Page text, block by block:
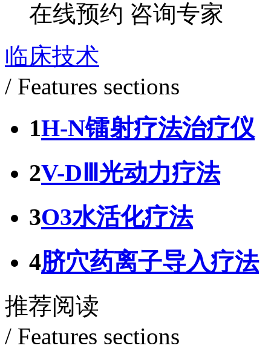
在线预约 咨询专家
临床技术
/ Features sections
1H-N镭射疗法治疗仪
2V-DⅢ光动力疗法
3O3水活化疗法
4脐穴药离子导入疗法
推荐阅读
/ Features sections